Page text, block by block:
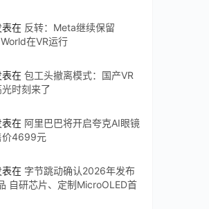
表在 反转：Meta继续保留
在VR运行
表在 包工头撤离模式：国产VR
时刻来了
表在 阿里巴巴将开启夸克AI眼镜
价4699元
表在 字节跳动确认2026年发布
自研芯片、定制MicroOLED首